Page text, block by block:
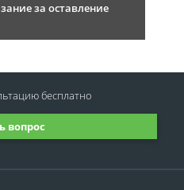
за оставление
вопрос
бесплатно